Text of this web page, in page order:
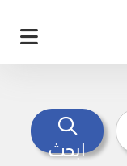
ابحث